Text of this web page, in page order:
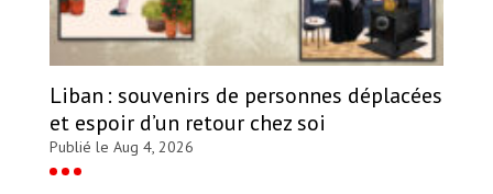
Liban : souvenirs de personnes déplacées
et espoir d’un retour chez soi
Publié le Aug 4, 2026